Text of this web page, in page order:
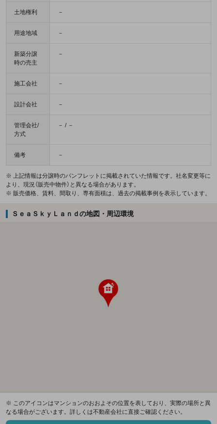
土地権利 －
用途地域 －
新築分譲
時の売主
－
施工会社 －
設計会社 －
管理会社/
方式
－ / －
備考 －
※ 上記情報は分譲時のパンフレットに掲載されていた情報です。社名変更等に
より、現況（販売中物件）と異なる場合があります。
※ 販売価格、賃料、間取り、専有面積は、過去の掲載事例を表示しています。
ＳｅａＳｋｙＬａｎｄの地図・周辺環境
※ このアイコンはマンションのおおよその位置を表しており、実際の場所と異
なる場合がございます。詳しくは不動産会社に直接ご確認ください。